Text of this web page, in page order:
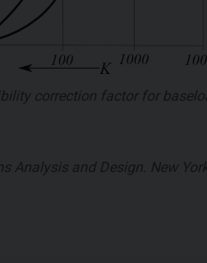
correction factor for
Analysis and Design. New